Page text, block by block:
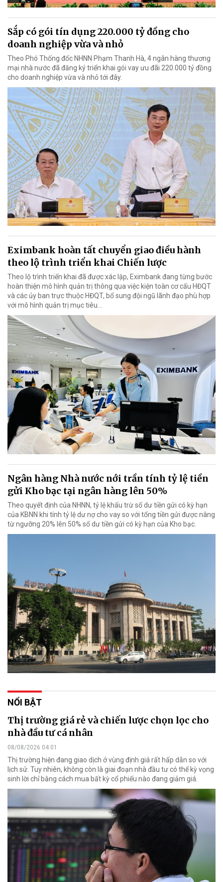
Sắp có gói tín dụng 220.000 tỷ đồng cho
doanh nghiệp vừa và nhỏ
Theo Phó Thống đốc NHNN Phạm Thanh Hà, 4 ngân hàng thương
mại nhà nước đã đăng ký triển khai gói vay ưu đãi 220.000 tỷ đồng
cho doanh nghiệp vừa và nhỏ tới đây.
Eximbank hoàn tất chuyển giao điều hành
theo lộ trình triển khai Chiến lược
Theo lộ trình triển khai đã được xác lập, Eximbank đang từng bước
hoàn thiện mô hình quản trị thông qua việc kiện toàn cơ cấu HĐQT
và các ủy ban trực thuộc HĐQT, bổ sung đội ngũ lãnh đạo phù hợp
với mô hình quản trị mục tiêu...
Ngân hàng Nhà nước nới trần tính tỷ lệ tiền
gửi Kho bạc tại ngân hàng lên 50%
Theo quyết định của NHNN, tỷ lệ khấu trừ số dư tiền gửi có kỳ hạn
của KBNN khi tính tỷ lệ dư nợ cho vay so với tổng tiền gửi được nâng
từ ngưỡng 20% lên 50% số dư tiền gửi có kỳ hạn của Kho bạc.
NỔI BẬT
Thị trường giá rẻ và chiến lược chọn lọc cho
nhà đầu tư cá nhân
08/08/2026 04:01
Thị trường hiện đang giao dịch ở vùng định giá rất hấp dẫn so với
lịch sử. Tuy nhiên, không còn là giai đoạn nhà đầu tư có thể kỳ vọng
sinh lời chỉ bằng cách mua bất kỳ cổ phiếu nào đang giảm giá.